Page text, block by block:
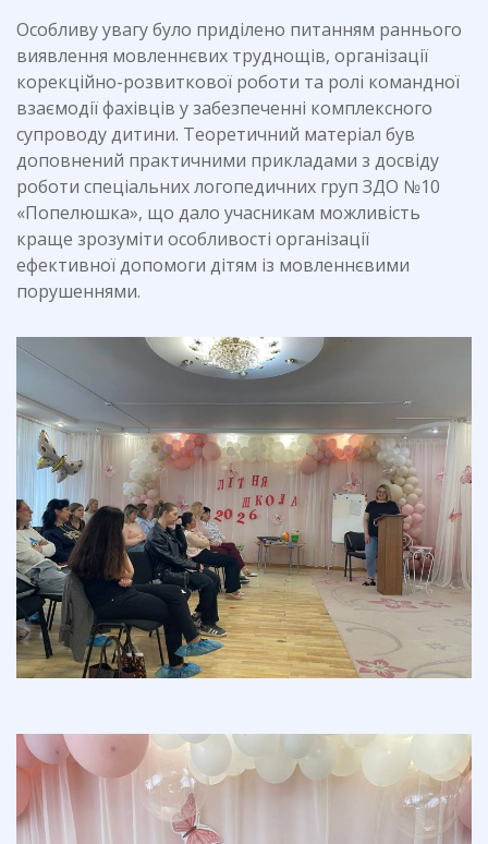
Особливу увагу було приділено питанням раннього
виявлення мовленнєвих труднощів, організації
корекційно-розвиткової роботи та ролі командної
взаємодії фахівців у забезпеченні комплексного
супроводу дитини. Теоретичний матеріал був
доповнений практичними прикладами з досвіду
роботи спеціальних логопедичних груп ЗДО №10
«Попелюшка», що дало учасникам можливість
краще зрозуміти особливості організації
ефективної допомоги дітям із мовленнєвими
порушеннями.